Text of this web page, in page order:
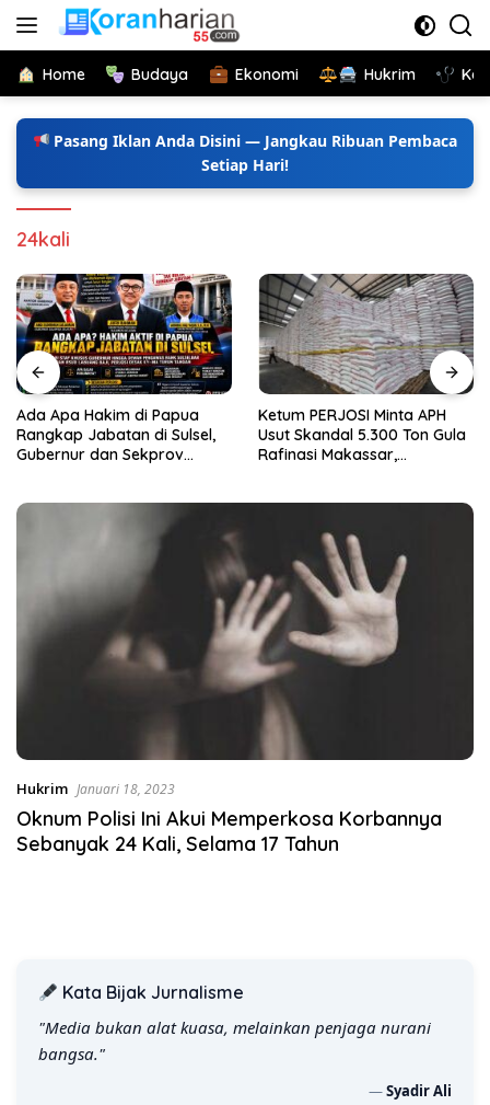
Langsung
Home Budaya Ekonomi Hukrim
Pasang Iklan Anda Disini — Jangkau Ribuan Pembaca
Setiap Hari!
24kali
Ada Apa Hakim di Papua
Rangkap Jabatan di Sulsel,
Gubernur dan Sekprov
Ketum PERJOSI Minta APH
Usut Skandal 5.300 Ton Gula
Rafinasi Makassar,
Hukrim Januari 18, 2023
Oknum Polisi Ini Akui Memperkosa Korbannya
Sebanyak 24 Kali, Selama 17 Tahun
Kata Bijak Jurnalisme
"Jurnalis yang jujur lebih tajam dari pedang keadilan."
—Syadir Ali